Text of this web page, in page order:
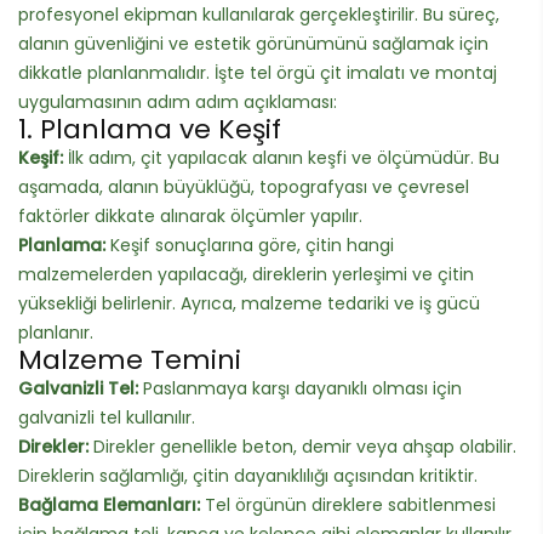
profesyonel ekipman kullanılarak gerçekleştirilir. Bu süreç,
alanın güvenliğini ve estetik görünümünü sağlamak için
dikkatle planlanmalıdır. İşte tel örgü çit imalatı ve montaj
uygulamasının adım adım açıklaması:
1. Planlama ve Keşif
Keşif:İlk adım, çit yapılacak alanın keşfi ve ölçümüdür. Bu
aşamada, alanın büyüklüğü, topografyası ve çevresel
faktörler dikkate alınarak ölçümler yapılır.
Planlama:Keşif sonuçlarına göre, çitin hangi
malzemelerden yapılacağı, direklerin yerleşimi ve çitin
yüksekliği belirlenir. Ayrıca, malzeme tedariki ve iş gücü
planlanır.
Malzeme Temini
Galvanizli Tel:Paslanmaya karşı dayanıklı olması için
galvanizli tel kullanılır.
Direkler:Direkler genellikle beton, demir veya ahşap olabilir.
Direklerin sağlamlığı, çitin dayanıklılığı açısından kritiktir.
Bağlama Elemanları:Tel örgünün direklere sabitlenmesi